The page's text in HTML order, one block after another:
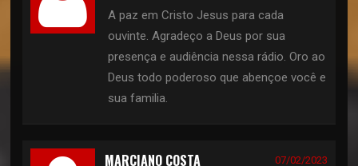
A paz em Cristo Jesus para cada
ouvinte. Agradeço a Deus por sua
presença e audiência nessa rádio. Oro ao
Deus todo poderoso que abençoe você e
sua familia.
MARCIANO COSTA 07/02/2023